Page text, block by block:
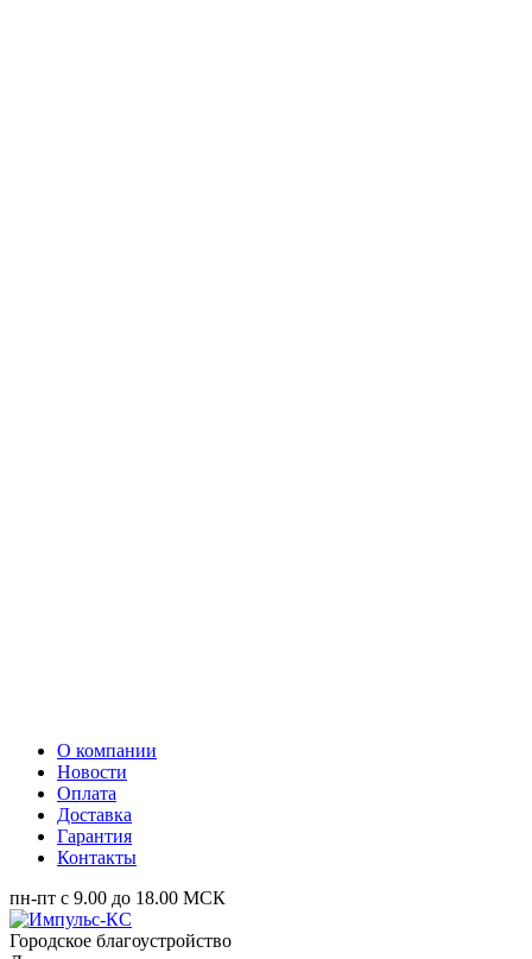
О компании
Новости
Оплата
Доставка
Гарантия
Контакты
пн-пт с 9.00 до 18.00 МСК
Городское благоустройство